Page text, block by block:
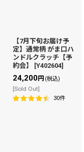
【7月下旬お届け予
定】通常柄 がま口ハ
ンドルクラッチ【予
約会】
[Y402604]
24,200円 (税込)
[Sold Out]
30件